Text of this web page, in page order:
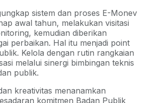
sistem dan proses E-Monev
awal tahun, melakukan visitasi
kemudian diberikan
perbaikan. Hal itu menjadi point
Kelola dengan rutin rangkaian
melalui sinergi bimbingan teknis
publik.
kreativitas menanamkan
komitmen Badan Publik